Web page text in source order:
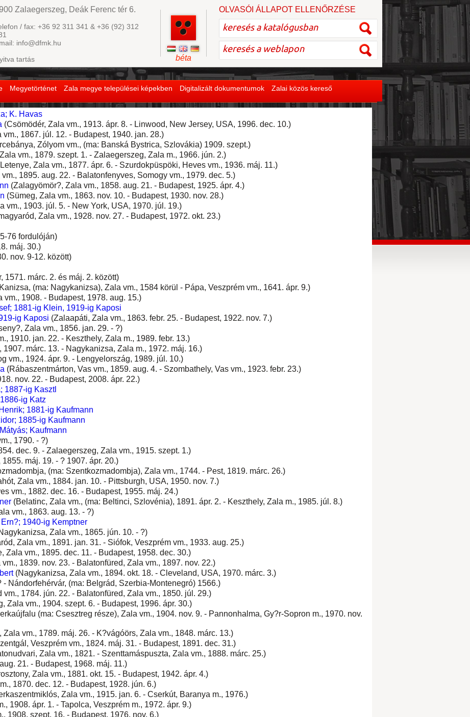
Megyetörténet Zala megye települései képekben Digitalizált dokumentumok Zalai közös kereső
Zalaegerszeg, Deák Ferenc tér 6.
/ fax: +36 92 311 341 & +36 (92) 312
info@dfmk.hu
tartás
béta
OLVASÓI ÁLLAPOT ELLENŐRZÉSE
K. Havas
(Csömödér, Zala vm., 1913. ápr. 8. - Linwood, New Jersey, USA, 1996. dec. 10.)
1867. júl. 12. - Budapest, 1940. jan. 28.)
Zólyom vm., (ma: Banská Bystrica, Szlovákia) 1909. szept.)
vm., 1879. szept. 1. - Zalaegerszeg, Zala m., 1966. jún. 2.)
Zala vm., 1877. ápr. 6. - Szurdokpüspöki, Heves vm., 1936. máj. 11.)
1895. aug. 22. - Balatonfenyves, Somogy vm., 1979. dec. 5.)
(Zalagyömör?, Zala vm., 1858. aug. 21. - Budapest, 1925. ápr. 4.)
(Sümeg, Zala vm., 1863. nov. 10. - Budapest, 1930. nov. 28.)
vm., 1903. júl. 5. - New York, USA, 1970. júl. 19.)
Zala vm., 1928. nov. 27. - Budapest, 1972. okt. 23.)
76 fordulóján)
máj. 30.)
nov. 9-12. között)
1571. márc. 2. és máj. 2. között)
(ma: Nagykanizsa), Zala vm., 1584 körül - Pápa, Veszprém vm., 1641. ápr. 9.)
vm., 1908. - Budapest, 1978. aug. 15.)
1881-ig Klein, 1919-ig Kaposi
ig Kaposi (Zalaapáti, Zala vm., 1863. febr. 25. - Budapest, 1922. nov. 7.)
Zala vm., 1856. jan. 29. - ?)
1910. jan. 22. - Keszthely, Zala m., 1989. febr. 13.)
1907. márc. 13. - Nagykanizsa, Zala m., 1972. máj. 16.)
vm., 1924. ápr. 9. - Lengyelország, 1989. júl. 10.)
(Rábaszentmárton, Vas vm., 1859. aug. 4. - Szombathely, Vas vm., 1923. febr. 23.)
nov. 22. - Budapest, 2008. ápr. 22.)
1887-ig Kasztl
ig Katz
1881-ig Kaufmann
1885-ig Kaufmann
Kaufmann
1790. - ?)
dec. 9. - Zalaegerszeg, Zala vm., 1915. szept. 1.)
máj. 19. - ? 1907. ápr. 20.)
(ma: Szentkozmadombja), Zala vm., 1744. - Pest, 1819. márc. 26.)
Zala vm., 1884. jan. 10. - Pittsburgh, USA, 1950. nov. 7.)
vm., 1882. dec. 16. - Budapest, 1955. máj. 24.)
(Belatinc, Zala vm., (ma: Beltinci, Szlovénia), 1891. ápr. 2. - Keszthely, Zala m., 1985. júl. 8.)
vm., 1863. aug. 13. - ?)
1940-ig Kemptner
Zala vm., 1865. jún. 10. - ?)
Zala vm., 1891. jan. 31. - Siófok, Veszprém vm., 1933. aug. 25.)
Zala vm., 1895. dec. 11. - Budapest, 1958. dec. 30.)
1839. nov. 23. - Balatonfüred, Zala vm., 1897. nov. 22.)
(Nagykanizsa, Zala vm., 1894. okt. 18. - Cleveland, USA, 1970. márc. 3.)
- Nándorfehérvár, (ma: Belgrád, Szerbia-Montenegró) 1566.)
vm., 1784. jún. 22. - Balatonfüred, Zala vm., 1850. júl. 29.)
Zala vm., 1904. szept. 6. - Budapest, 1996. ápr. 30.)
(ma: Csesztreg része), Zala vm., 1904. nov. 9. - Pannonhalma, Gy?r-Sopron m., 1970. nov.
Zala vm., 1789. máj. 26. - K?vágóörs, Zala vm., 1848. márc. 13.)
Veszprém vm., 1824. máj. 31. - Budapest, 1891. dec. 31.)
Zala vm., 1821. - Szenttamáspuszta, Zala vm., 1888. márc. 25.)
21. - Budapest, 1968. máj. 11.)
Zala vm., 1881. okt. 15. - Budapest, 1942. ápr. 4.)
1870. dec. 12. - Budapest, 1928. jún. 6.)
Zala vm., 1915. jan. 6. - Cserkút, Baranya m., 1976.)
1908. ápr. 1. - Tapolca, Veszprém m., 1972. ápr. 9.)
1908. szept. 16. - Budapest, 1976. nov. 6.)